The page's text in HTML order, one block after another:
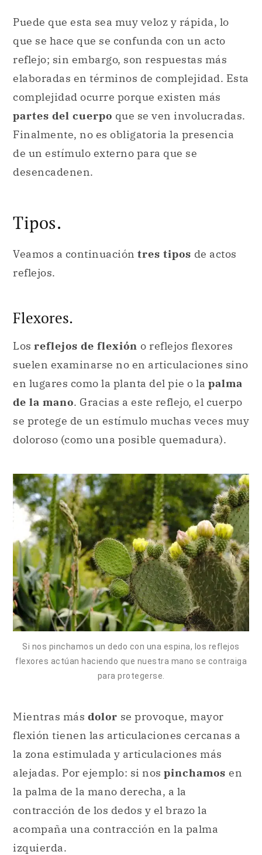
Puede que esta sea muy veloz y rápida, lo
que se hace que se confunda con un acto
reflejo; sin embargo, son respuestas más
elaboradas en términos de complejidad. Esta
complejidad ocurre porque existen más
partes del cuerpo que se ven involucradas.
Finalmente, no es obligatoria la presencia
de un estímulo externo para que se
desencadenen.
Tipos.
Veamos a continuación tres tipos de actos
reflejos.
Flexores.
Los reflejos de flexión o reflejos flexores
suelen examinarse no en articulaciones sino
en lugares como la planta del pie o la palma
de la mano. Gracias a este reflejo, el cuerpo
se protege de un estímulo muchas veces muy
doloroso (como una posible quemadura).
Si nos pinchamos un dedo con una espina, los reflejos
flexores actúan haciendo que nuestra mano se contraiga
para protegerse.
Mientras más dolor se provoque, mayor
flexión tienen las articulaciones cercanas a
la zona estimulada y articulaciones más
alejadas. Por ejemplo: si nos pinchamos en
la palma de la mano derecha, a la
contracción de los dedos y el brazo la
acompaña una contracción en la palma
izquierda.